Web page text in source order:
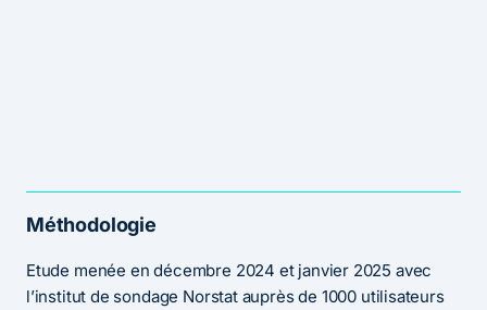
Méthodologie
Etude menée en décembre 2024 et janvier 2025 avec
l’institut de sondage Norstat auprès de 1000 utilisateurs